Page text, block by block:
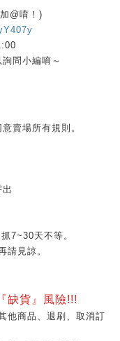
@唷！)
問小編唷～
賣場所有規則。
7~30天不等。
請見諒。
缺貨』風險!!!
他商品、退刷、取消訂